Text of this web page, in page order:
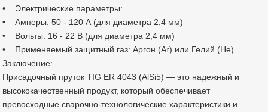
• Электрические параметры:
• Амперы: 50 - 120 А (для диаметра 2,4 мм)
• Вольты: 16 - 22 В (для диаметра 2,4 мм)
• Применяемый защитный газ: Аргон (Ar) или Гелий (He)
Заключение:
Присадочный пруток TIG ER 4043 (AlSi5) — это надежный и
высококачественный продукт, который обеспечивает
превосходные сварочно-технологические характеристики и